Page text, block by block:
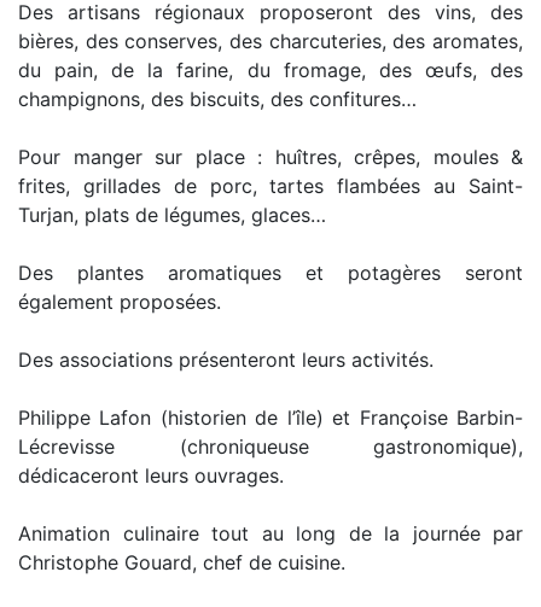
Des artisans régionaux proposeront des vins, des
bières, des conserves, des charcuteries, des aromates,
du pain, de la farine, du fromage, des œufs, des
champignons, des biscuits, des confitures…
Pour manger sur place : huîtres, crêpes, moules &
frites, grillades de porc, tartes flambées au Saint-
Turjan, plats de légumes, glaces…
Des plantes aromatiques et potagères seront
également proposées.
Des associations présenteront leurs activités.
Philippe Lafon (historien de l’île) et Françoise Barbin-
Lécrevisse (chroniqueuse gastronomique),
dédicaceront leurs ouvrages.
Animation culinaire tout au long de la journée par
Christophe Gouard, chef de cuisine.